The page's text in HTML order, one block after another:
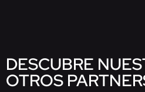
DESCUBRE
OTROS